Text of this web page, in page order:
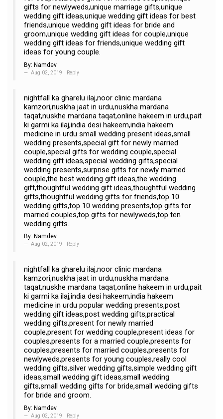
gifts for newlyweds,unique marriage gifts,unique
wedding gift ideas,unique wedding gift ideas for best
friends,unique wedding gift ideas for bride and
groom,unique wedding gift ideas for couple,unique
wedding gift ideas for friends,unique wedding gift
ideas for young couple.
By: Namdev
Aug 02, 2019 Reply
nightfall ka gharelu ilaj,noor clinic mardana
kamzori,nuskha jaat in urdu,nuskha mardana
taqat,nuskhe mardana taqat,online hakeem in urdu,pait
ki garmi ka ilaj,india desi hakeem,india hakeem
medicine in urdu small wedding present ideas,small
wedding presents,special gift for newly married
couple,special gifts for wedding couple,special
wedding gift ideas,special wedding gifts,special
wedding presents,surprise gifts for newly married
couple,the best wedding gift ideas,the wedding
gift,thoughtful wedding gift ideas,thoughtful wedding
gifts,thoughtful wedding gifts for friends,top 10
wedding gifts,top 10 wedding presents,top gifts for
married couples,top gifts for newlyweds,top ten
wedding gifts.
By: Namdev
Aug 02, 2019 Reply
nightfall ka gharelu ilaj,noor clinic mardana
kamzori,nuskha jaat in urdu,nuskha mardana
taqat,nuskhe mardana taqat,online hakeem in urdu,pait
ki garmi ka ilaj,india desi hakeem,india hakeem
medicine in urdu popular wedding presents,post
wedding gift ideas,post wedding gifts,practical
wedding gifts,present for newly married
couple,present for wedding couple,present ideas for
couples,presents for a married couple,presents for
couples,presents for married couples,presents for
newlyweds,presents for young couples,really cool
wedding gifts,silver wedding gifts,simple wedding gift
ideas,small wedding gift ideas,small wedding
gifts,small wedding gifts for bride,small wedding gifts
for bride and groom.
By: Namdev
Aug 02, 2019 Reply